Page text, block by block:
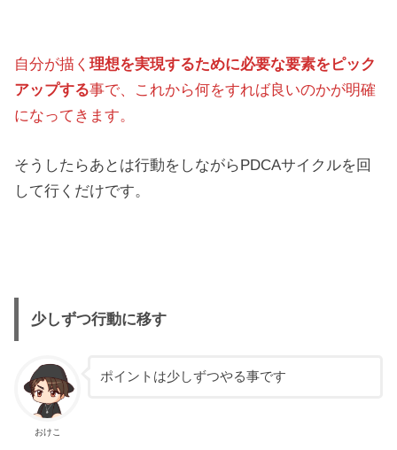
自分が描く理想を実現するために必要な要素をピック
アップする事で、これから何をすれば良いのかが明確
になってきます。
そうしたらあとは行動をしながらPDCAサイクルを回
して行くだけです。
少しずつ行動に移す
おけこ
ポイントは少しずつやる事です